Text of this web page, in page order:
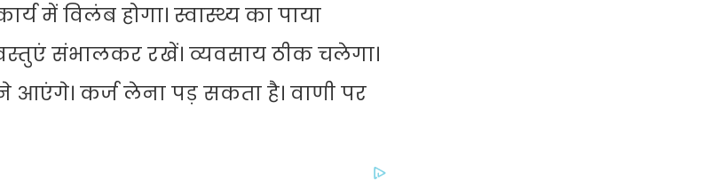
में विलंब होगा। स्वास्थ्य का पाया
वस्तुएं संभालकर रखें। व्यवसाय ठीक चलेगा।
आएंगे। कर्ज लेना पड़ सकता है। वाणी पर